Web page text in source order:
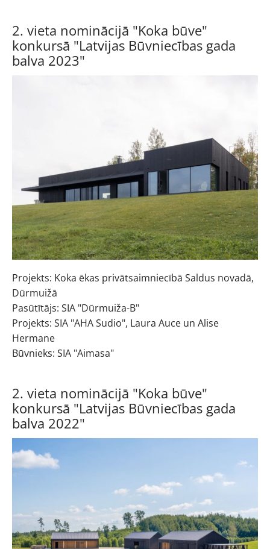
2. vieta nominācijā "Koka būve"
konkursā "Latvijas Būvniecības gada
balva 2023"
Projekts: Koka ēkas privātsaimniecībā Saldus novadā,
Dūrmuižā
Pasūtītājs: SIA "Dūrmuiža-B"
Projekts: SIA "AHA Sudio", Laura Auce un Alise
Hermane
Būvnieks: SIA "Aimasa"
2. vieta nominācijā "Koka būve"
konkursā "Latvijas Būvniecības gada
balva 2022"